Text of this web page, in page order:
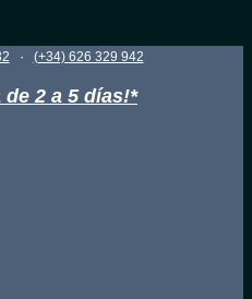
· (+34) 626 329 942
de 2 a 5 días!*